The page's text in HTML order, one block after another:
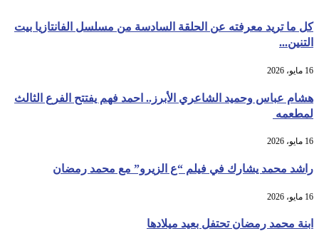
كل ما تريد معرفته عن الحلقة السادسة من مسلسل الفانتازيا بيت
التنين...
16 مايو، 2026
هشام عباس وحميد الشاعري الأبرز.. احمد فهم يفتتح الفرع الثالث
لمطعمه
16 مايو، 2026
راشد محمد يشارك في فيلم “ع الزيرو” مع محمد رمضان
16 مايو، 2026
ابنة محمد رمضان تحتفل بعيد ميلادها